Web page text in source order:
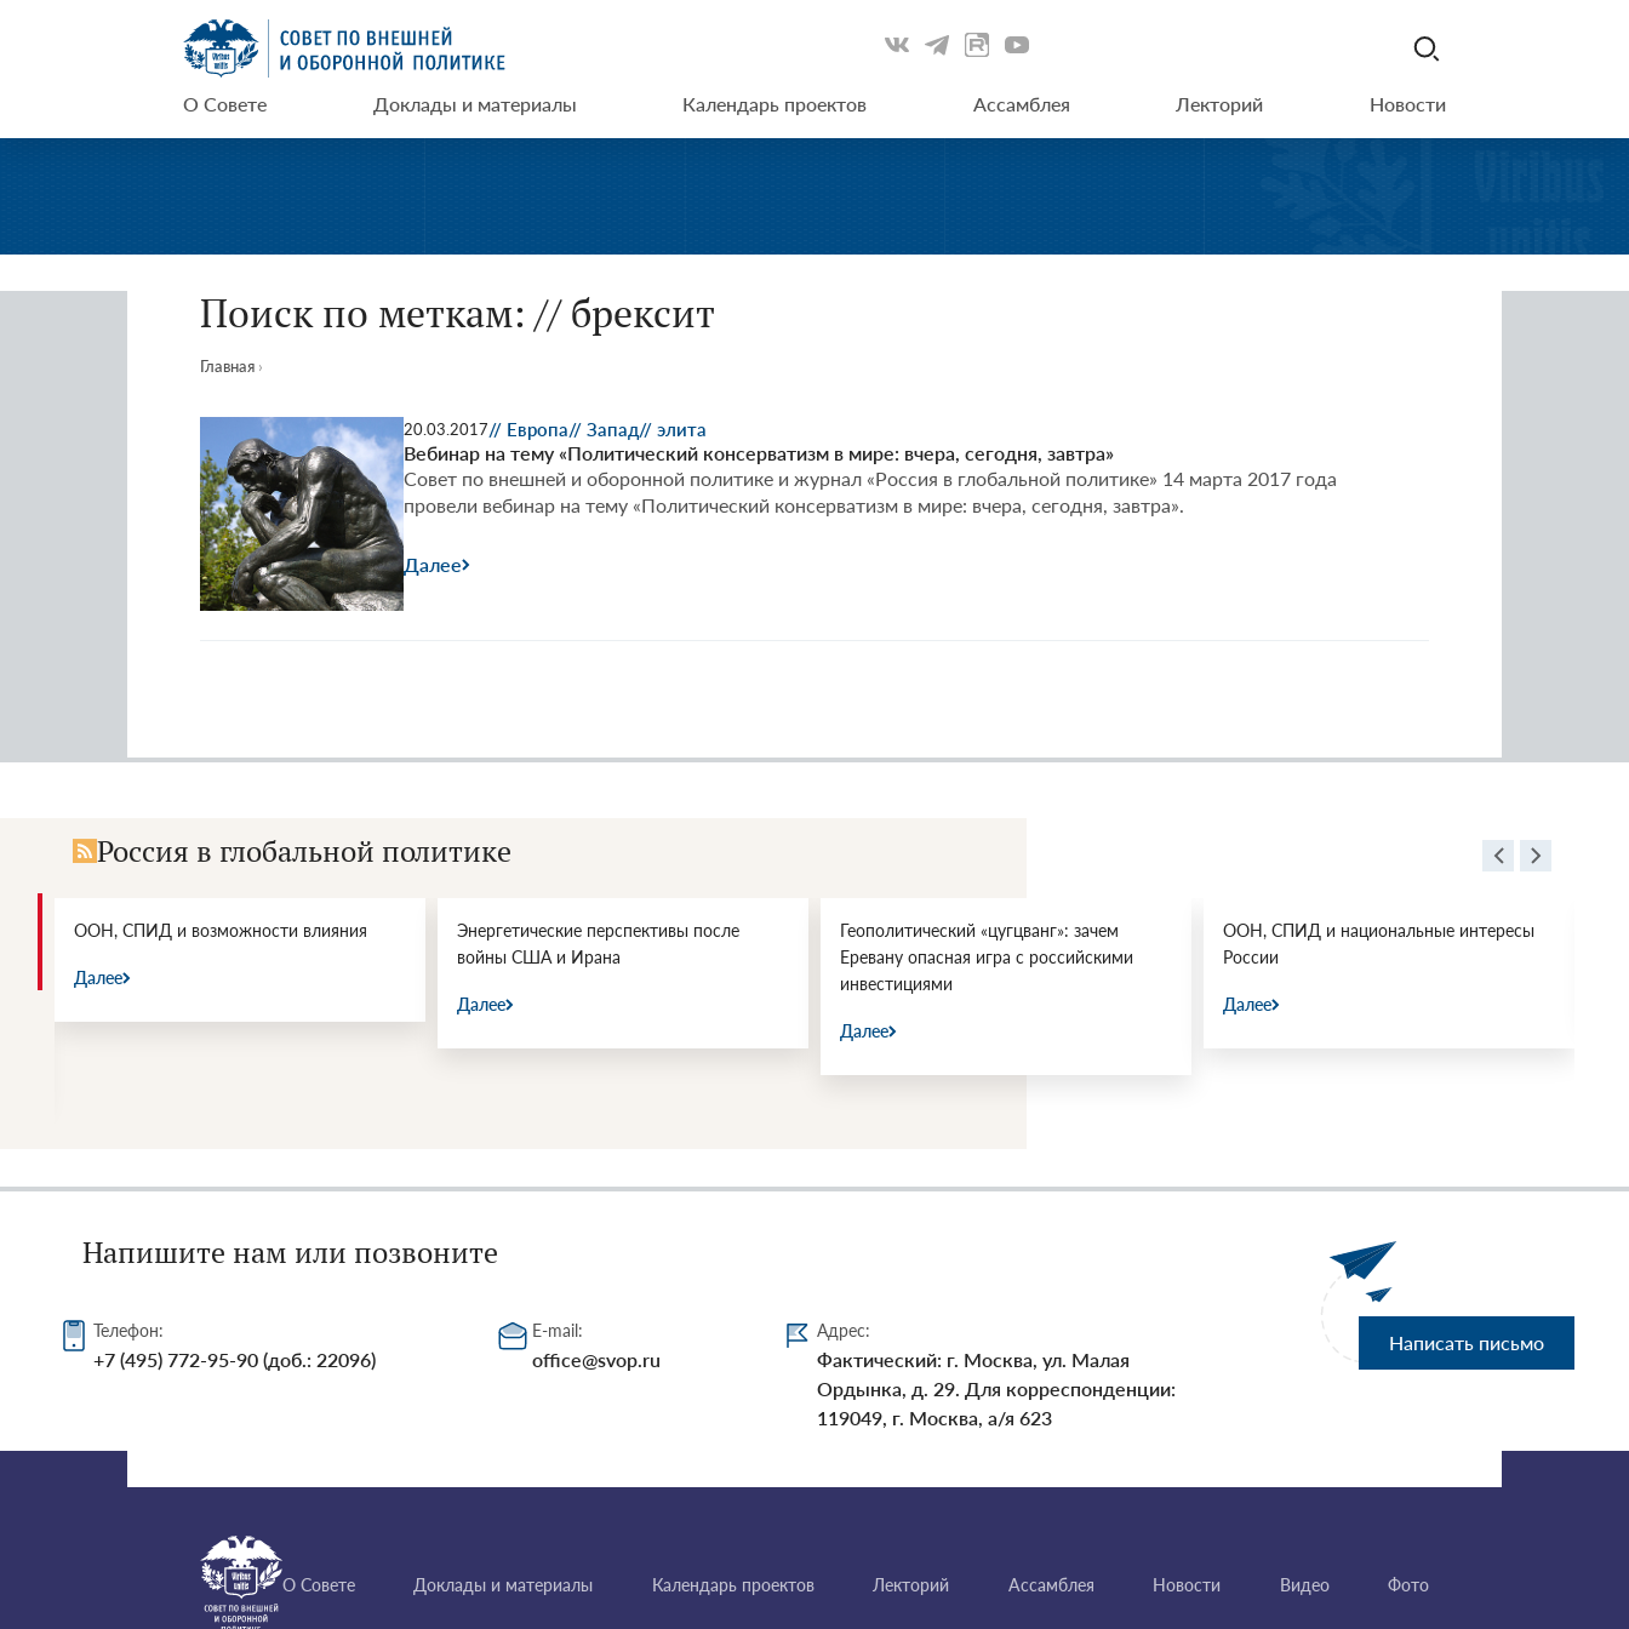
СВОП
О Совете Доклады и материалы Календарь проектов Ассамблея Лекторий Новости
Поиск по меткам: // брексит
Главная ›
20.03.2017// Европа// Запад// элита
Вебинар на тему «Политический консерватизм в мире: вчера, сегодня, завтра»
Совет по внешней и оборонной политике и журнал «Россия в глобальной политике» 14 марта 2017 года
провели вебинар на тему «Политический консерватизм в мире: вчера, сегодня, завтра».
Далее
Россия в глобальной политике
ООН, СПИД и возможности влияния
Далее
Энергетические перспективы после
войны США и Ирана
Далее
Геополитический «цугцванг»: зачем
Еревану опасная игра с российскими
инвестициями
Далее
ООН, СПИД и национальные интересы
России
Далее
Напишите нам или позвоните
Телефон:
+7 (495) 772-95-90 (доб.: 22096)
E-mail:
office@svop.ru
Адрес:
Фактический: г. Москва, ул. Малая
Ордынка, д. 29. Для корреспонденции:
119049, г. Москва, а/я 623
Написать письмо
О Совете Доклады и материалы Календарь проектов Лекторий Ассамблея Новости Видео Фото